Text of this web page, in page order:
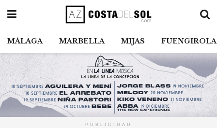
MÁLAGA MARBELLA MIJAS FUENGIROLA
PUBLICIDAD